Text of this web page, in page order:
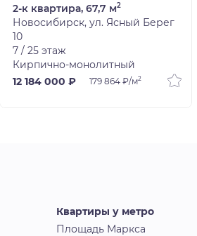
2-к квартира, 67,7 м2
Новосибирск, ул. Ясный Берег
10
7 / 25 этаж
Кирпично-монолитный
12 184 000 ₽
179 864 ₽/м2
Квартиры у метро
Площадь Маркса